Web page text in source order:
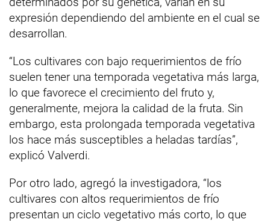
expresión dependiendo del ambiente en el cual se
desarrollan.
“Los cultivares con bajo requerimientos de frío
suelen tener una temporada vegetativa más larga,
lo que favorece el crecimiento del fruto y,
generalmente, mejora la calidad de la fruta. Sin
embargo, esta prolongada temporada vegetativa
los hace más susceptibles a heladas tardías”,
explicó Valverdi.
Por otro lado, agregó la investigadora, “los
cultivares con altos requerimientos de frío
presentan un ciclo vegetativo más corto, lo que